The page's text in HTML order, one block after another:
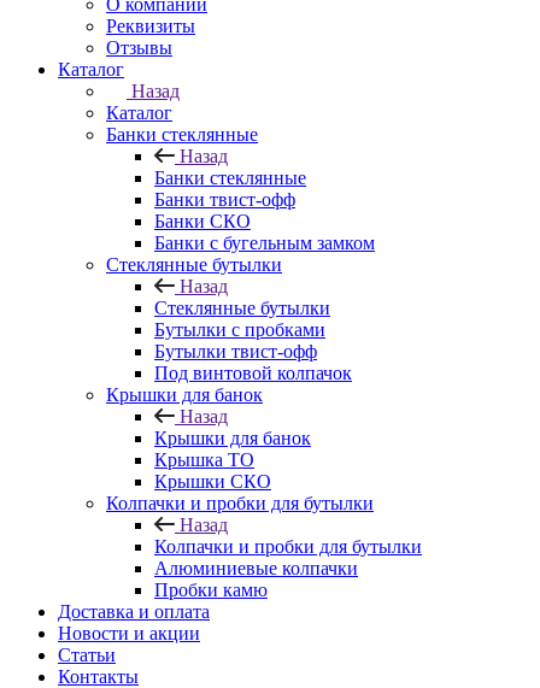
О компании
Реквизиты
Отзывы
Каталог
Назад
Каталог
Банки стеклянные
Назад
Банки стеклянные
Банки твист-офф
Банки СКО
Банки с бугельным замком
Стеклянные бутылки
Назад
Стеклянные бутылки
Бутылки с пробками
Бутылки твист-офф
Под винтовой колпачок
Крышки для банок
Назад
Крышки для банок
Крышка ТО
Крышки СКО
Колпачки и пробки для бутылки
Назад
Колпачки и пробки для бутылки
Алюминиевые колпачки
Пробки камю
Доставка и оплата
Новости и акции
Статьи
Контакты